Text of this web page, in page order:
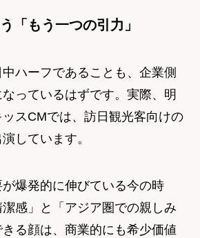
「もう一つの引力」
ハーフであることも、企業側
っているはずです。実際、明
スCMでは、訪日観光客向けの
しています。
爆発的に伸びている今の時
感」と「アジア圏での親しみ
る顔は、商業的にも希少価値